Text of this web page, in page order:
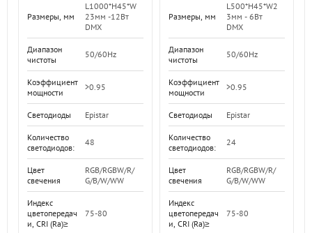
Размеры, мм
L1000*H45*W
23мм -12Вт
DMX
Диапазон
чистоты
50/60Hz
Коэффициент
мощности
>0.95
Светодиоды Epistar
Количество
светодиодов:
48
Цвет
свечения
RGB/RGBW/R/
G/B/W/WW
Индекс
цветопередач
и, CRI (Ra)≥
75-80
Размеры, мм
L500*H45*W2
3мм - 6Вт
DMX
Диапазон
чистоты
50/60Hz
Коэффициент
мощности
>0.95
Светодиоды Epistar
Количество
светодиодов:
24
Цвет
свечения
RGB/RGBW/R/
G/B/W/WW
Индекс
цветопередач
и, CRI (Ra)≥
75-80